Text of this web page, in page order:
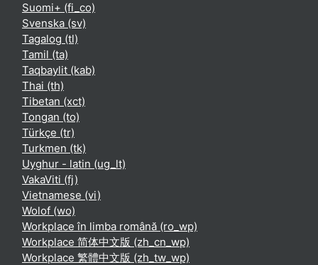
Suomi+ ‎(fi_co)‎
Svenska ‎(sv)‎
Tagalog ‎(tl)‎
Tamil ‎(ta)‎
Taqbaylit ‎(kab)‎
Thai ‎(th)‎
Tibetan ‎(xct)‎
Tongan ‎(to)‎
Türkçe ‎(tr)‎
Turkmen ‎(tk)‎
Uyghur - latin ‎(ug_lt)‎
VakaViti ‎(fj)‎
Vietnamese ‎(vi)‎
Wolof ‎(wo)‎
Workplace în limba română ‎(ro_wp)‎
Workplace 简体中文版 ‎(zh_cn_wp)‎
Workplace 繁體中文版 ‎(zh_tw_wp)‎